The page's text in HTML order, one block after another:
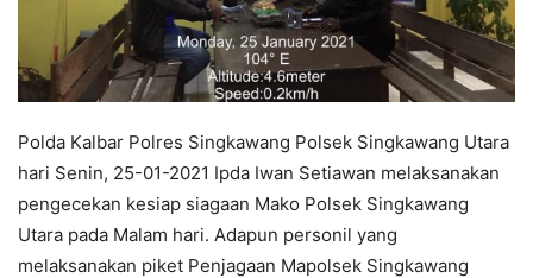
Polda Kalbar Polres Singkawang Polsek Singkawang Utara
hari Senin, 25-01-2021 Ipda Iwan Setiawan melaksanakan
pengecekan kesiap siagaan Mako Polsek Singkawang
Utara pada Malam hari. Adapun personil yang
melaksanakan piket Penjagaan Mapolsek Singkawang